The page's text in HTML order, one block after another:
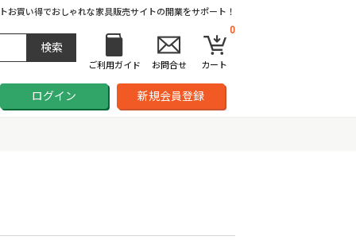
お買い得でおしゃれな家具販売サイトの開業をサポート！
ご利用ガイド お問合せ
0
カート
ログイン 新規会員登録